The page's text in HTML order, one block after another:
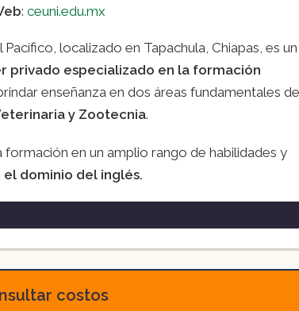
: ceuni.edu.mx
localizado en Tapachula, Chiapas, es un
especializado en la formación
enseñanza en dos áreas fundamentales de
y Zootecnia.
en un amplio rango de habilidades y
el dominio del inglés.
con duración de 4 años más un año
para formar expertos en el cuidado
teórica como clínicamente para abordar
costos